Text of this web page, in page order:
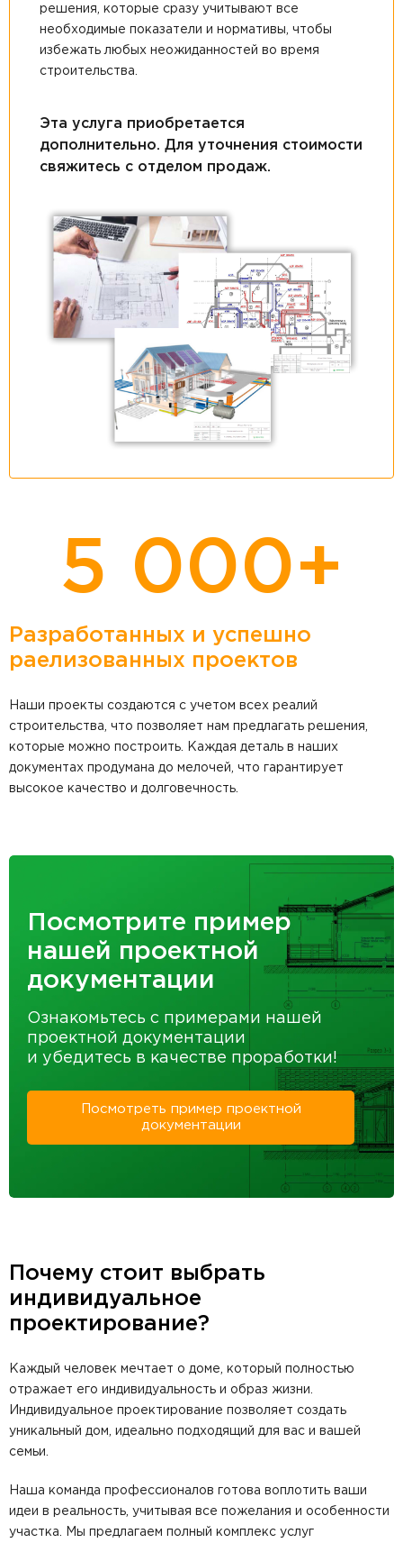
решения, которые сразу учитывают все
необходимые показатели и нормативы, чтобы
избежать любых неожиданностей во время
строительства.
Эта услуга приобретается
дополнительно. Для уточнения стоимости
свяжитесь с отделом продаж.
5 000+
Разработанных и успешно
раелизованных проектов
Наши проекты создаются с учетом всех реалий
строительства, что позволяет нам предлагать решения,
которые можно построить. Каждая деталь в наших
документах продумана до мелочей, что гарантирует
высокое качество и долговечность.
Посмотрите пример
нашей проектной
документации
Ознакомьтесь с примерами нашей
проектной документации
и убедитесь в качестве проработки!
Посмотреть пример проектной
документации
Почему стоит выбрать
индивидуальное
проектирование?
Каждый человек мечтает о доме, который полностью
отражает его индивидуальность и образ жизни.
Индивидуальное проектирование позволяет создать
уникальный дом, идеально подходящий для вас и вашей
семьи.
Наша команда профессионалов готова воплотить ваши
идеи в реальность, учитывая все пожелания и особенности
участка. Мы предлагаем полный комплекс услуг